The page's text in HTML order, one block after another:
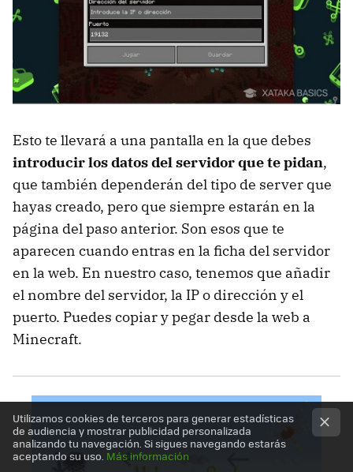
Esto te llevará a una pantalla en la que debes
introducir los datos del servidor que te pidan,
que también dependerán del tipo de server que
hayas creado, pero que siempre estarán en la
página del paso anterior. Son esos que te
aparecen cuando entras en la ficha del servidor
en la web. En nuestro caso, tenemos que añadir
el nombre del servidor, la IP o dirección y el
puerto. Puedes copiar y pegar desde la web a
Minecraft.
Utilizamos cookies de terceros para generar estadísticas
de audiencia y mostrar publicidad personalizada
analizando tu navegación. Si sigues navegando estarás
aceptando su uso. Más información